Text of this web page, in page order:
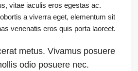
vitae iaculis eros egestas ac.
a viverra eget, elementum sit
venenatis eros quis porta laoreet.
metus. Vivamus posuere
odio posuere nec.